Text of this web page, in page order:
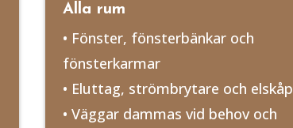
Alla rum
• Fönster, fönsterbänkar och
fönsterkarmar
• Eluttag, strömbrytare och elskåp
• Väggar dammas vid behov och